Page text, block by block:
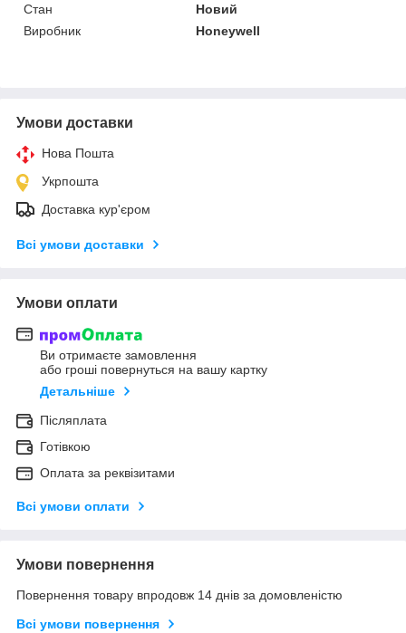
Стан
Новий
Виробник
Honeywell
Умови доставки
Нова Пошта
Укрпошта
Доставка кур'єром
Всі умови доставки
Умови оплати
Ви отримаєте замовлення
або гроші повернуться на вашу картку
Детальніше
Післяплата
Готівкою
Оплата за реквізитами
Всі умови оплати
Умови повернення
Повернення товару впродовж 14 днів за домовленістю
Всі умови повернення